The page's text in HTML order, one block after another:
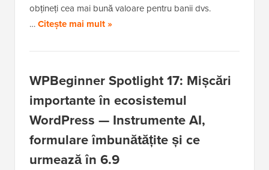
obțineți cea mai bună valoare pentru banii dvs.
…Citește mai mult »
WPBeginner Spotlight 17: Mișcări
importante în ecosistemul
WordPress — Instrumente AI,
formulare îmbunătățite și ce
urmează în 6.9